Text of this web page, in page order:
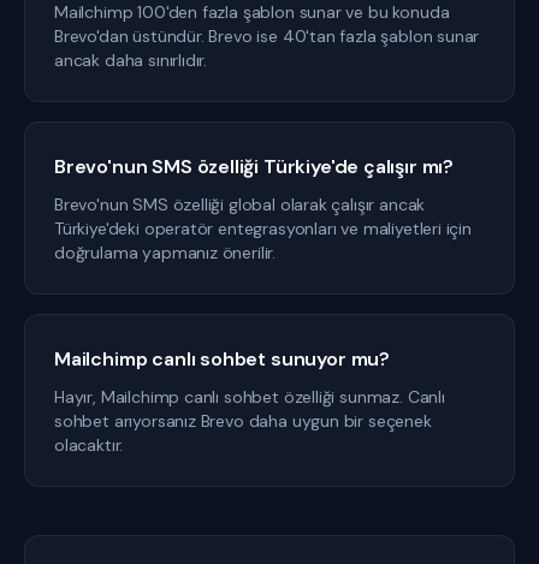
Mailchimp 100'den fazla şablon sunar ve bu konuda
Brevo'dan üstündür. Brevo ise 40'tan fazla şablon sunar
ancak daha sınırlıdır.
Brevo'nun SMS özelliği Türkiye'de çalışır mı?
Brevo'nun SMS özelliği global olarak çalışır ancak
Türkiye'deki operatör entegrasyonları ve maliyetleri için
doğrulama yapmanız önerilir.
Mailchimp canlı sohbet sunuyor mu?
Hayır, Mailchimp canlı sohbet özelliği sunmaz. Canlı
sohbet arıyorsanız Brevo daha uygun bir seçenek
olacaktır.